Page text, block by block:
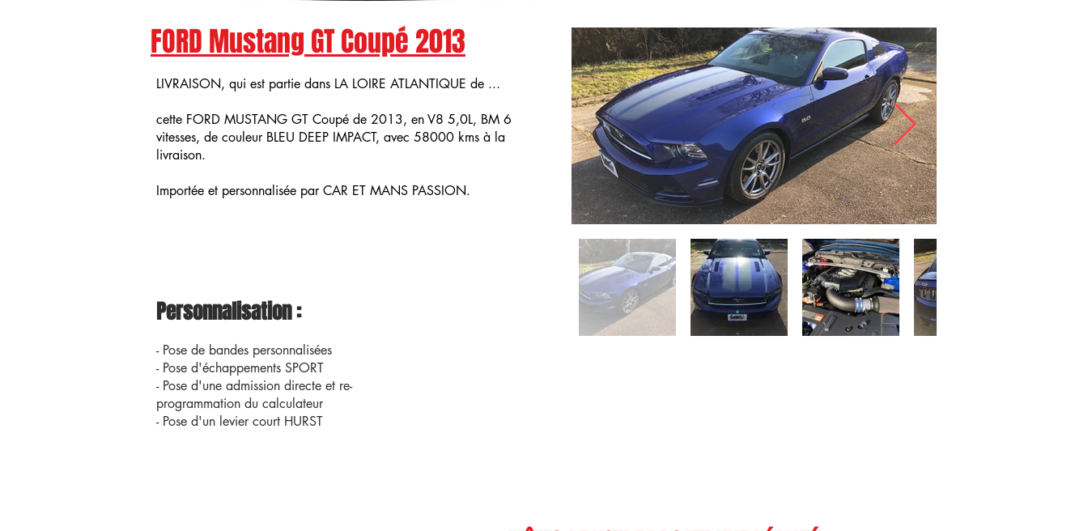
FORD Mustang GT Coupé 2013
LIVRAISON, qui est partie dans LA LOIRE ATLANTIQUE de ...
cette FORD MUSTANG GT Coupé de 2013, en V8 5,0L, BM 6
vitesses, de couleur BLEU DEEP IMPACT, avec 58000 kms à la
livraison.
Importée et personnalisée par CAR ET MANS PASSION.
Personnalisation :
- Pose de bandes personnalisées
- Pose d'échappements SPORT
- Pose d'une admission directe et re-
programmation du calculateur
- Pose d'un levier court HURST